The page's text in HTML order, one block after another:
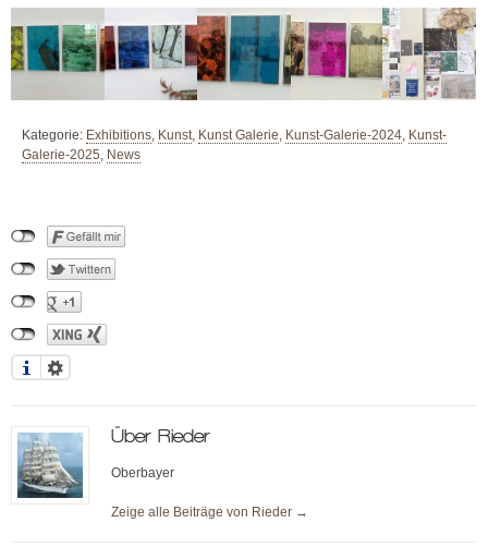
Kategorie: Exhibitions, Kunst, Kunst Galerie, Kunst-Galerie-2024, Kunst-
Galerie-2025, News
Über Rieder
Oberbayer
Zeige alle Beiträge von Rieder →